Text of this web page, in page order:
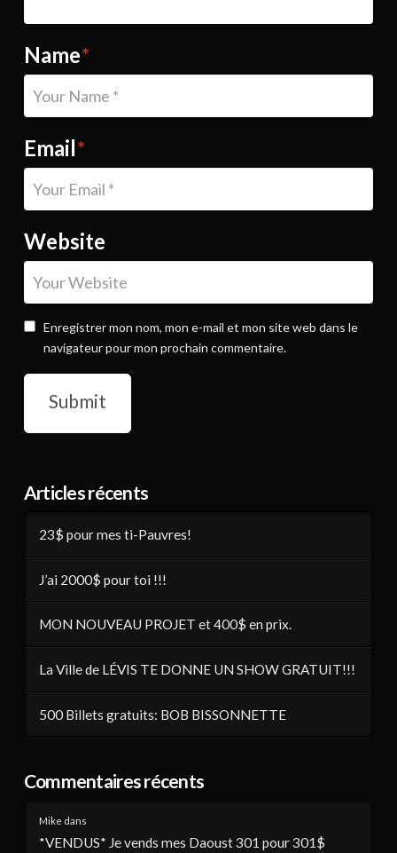
Name*
Email*
Website
Enregistrer mon nom, mon e-mail et mon site web dans le
navigateur pour mon prochain commentaire.
Articles récents
23$ pour mes ti-Pauvres!
J’ai 2000$ pour toi !!!
MON NOUVEAU PROJET et 400$ en prix.
La Ville de LÉVIS TE DONNE UN SHOW GRATUIT!!!
500 Billets gratuits: BOB BISSONNETTE
Commentaires récents
Mike dans
*VENDUS* Je vends mes Daoust 301 pour 301$